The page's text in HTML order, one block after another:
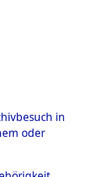
in
oder